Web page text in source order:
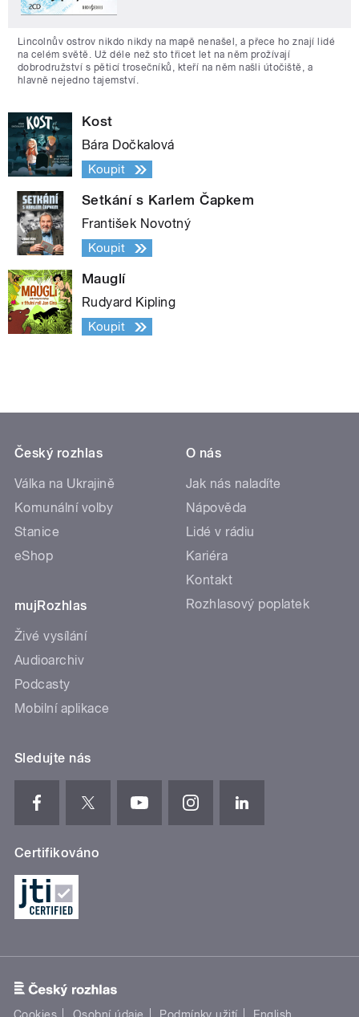
Lincolnův ostrov nikdo nikdy na mapě nenašel, a přece ho znají lidé
na celém světě. Už déle než sto třicet let na něm prožívají
dobrodružství s pěticí trosečníků, kteří na něm našli útočiště, a
hlavně nejedno tajemství.
Kost
Bára Dočkalová
Koupit
Setkání s Karlem Čapkem
František Novotný
Koupit
Mauglí
Rudyard Kipling
Koupit
Český rozhlas
Válka na Ukrajině
Komunální volby
Stanice
eShop
mujRozhlas
Živé vysílání
Audioarchiv
Podcasty
Mobilní aplikace
O nás
Jak nás naladíte
Nápověda
Lidé v rádiu
Kariéra
Kontakt
Rozhlasový poplatek
Sledujte nás
Certifikováno